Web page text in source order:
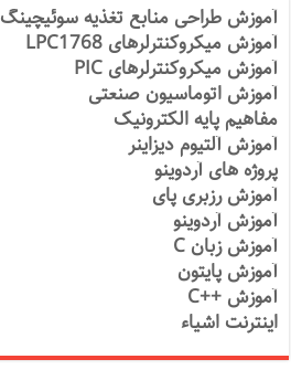
آموزش طراحی منابع تغذیه سوئیچینگ
آموزش میکروکنترلرهای LPC1768
آموزش میکروکنترلرهای PIC
آموزش اتوماسیون صنعتی
مفاهیم پایه الکترونیک
آموزش آلتیوم دیزاینر
پروژه های آردوینو
آموزش رزبری پای
آموزش آردوینو
آموزش زبان C
آموزش پایتون
آموزش ++C
اینترنت اشیاء